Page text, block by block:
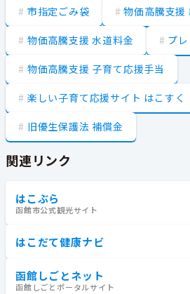
市指定ごみ袋 物価高騰支援
物価高騰支援 水道料金 プ
物価高騰支援 子育て応援手当
楽しい子育て応援サイト はこすく
旧優生保護法 補償金
関連リンク
はこぶら
函館市公式観光サイト
はこだて健康ナビ
函館しごとネット
函館しごとポータルサイト